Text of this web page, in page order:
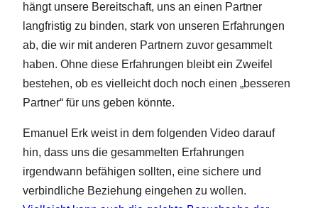
hängt unsere Bereitschaft, uns an einen Partner
langfristig zu binden, stark von unseren Erfahrungen
ab, die wir mit anderen Partnern zuvor gesammelt
haben. Ohne diese Erfahrungen bleibt ein Zweifel
bestehen, ob es vielleicht doch noch einen „besseren
Partner“ für uns geben könnte.
Emanuel Erk weist in dem folgenden Video darauf
hin, dass uns die gesammelten Erfahrungen
irgendwann befähigen sollten, eine sichere und
verbindliche Beziehung eingehen zu wollen.